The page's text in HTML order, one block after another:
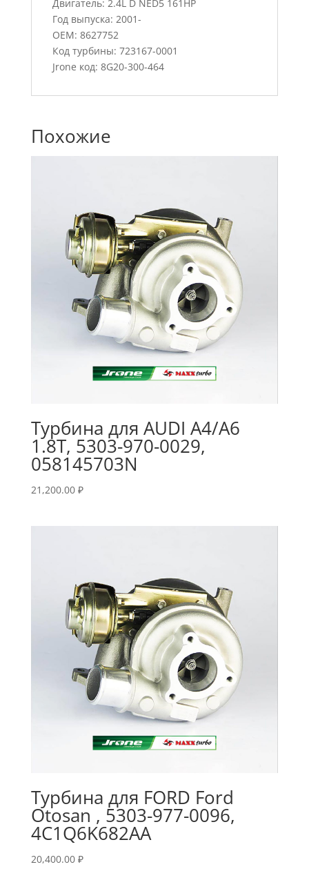
Двигатель: 2.4L D NED5 161HP
Год выпуска: 2001-
OEM: 8627752
Код турбины: 723167-0001
Jrone код: 8G20-300-464
Похожие
Турбина для AUDI A4/A6
1.8T, 5303-970-0029,
058145703N
21,200.00 ₽
Турбина для FORD Ford
Otosan , 5303-977-0096,
4C1Q6K682AA
20,400.00 ₽